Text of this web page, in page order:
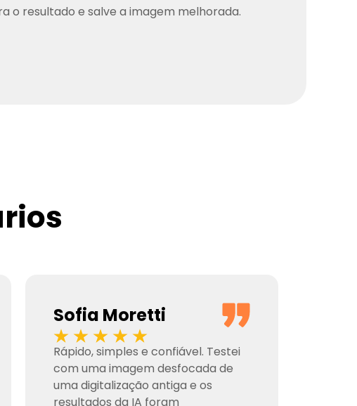
o resultado e salve a imagem melhorada.
Sofia Moretti
Rápido, simples e confiável. Testei
com uma imagem desfocada de
uma digitalização antiga e os
resultados da IA ​​foram